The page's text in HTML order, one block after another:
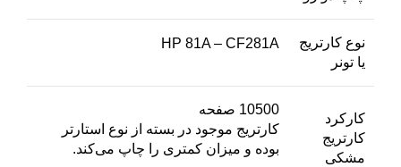
نوع کارتریج
یا تونر
HP 81A – CF281A
کارکرد
کارتریج
مشکی
10500 صفحه
کارتریج موجود در بسته از نوع استارتر
بوده و میزان کمتری را چاپ می‌کند.